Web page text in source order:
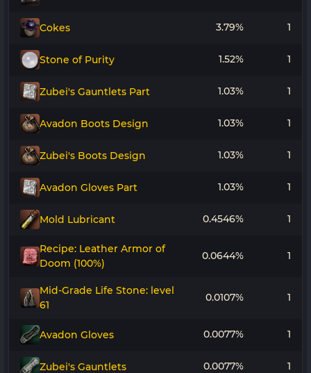
Cokes 3.79% 1
Stone of Purity 1.52% 1
Zubei's Gauntlets Part 1.03% 1
Avadon Boots Design 1.03% 1
Zubei's Boots Design 1.03% 1
Avadon Gloves Part 1.03% 1
Mold Lubricant 0.4546% 1
Recipe: Leather Armor of
Doom (100%)
0.0644% 1
Mid-Grade Life Stone: level
61
0.0107% 1
Avadon Gloves 0.0077% 1
Zubei's Gauntlets 0.0077% 1